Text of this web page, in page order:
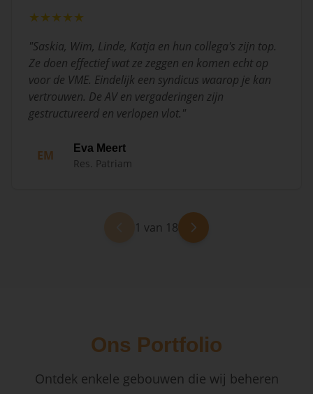
★★★★★
"Saskia, Wim, Linde, Katja en hun collega's zijn top.
Ze doen effectief wat ze zeggen en komen echt op
voor de VME. Eindelijk een syndicus waarop je kan
vertrouwen. De AV en vergaderingen zijn
gestructureerd en verlopen vlot."
EM Eva Meert
Res. Patriam
1 van 18
Ons Portfolio
Ontdek enkele gebouwen die wij beheren